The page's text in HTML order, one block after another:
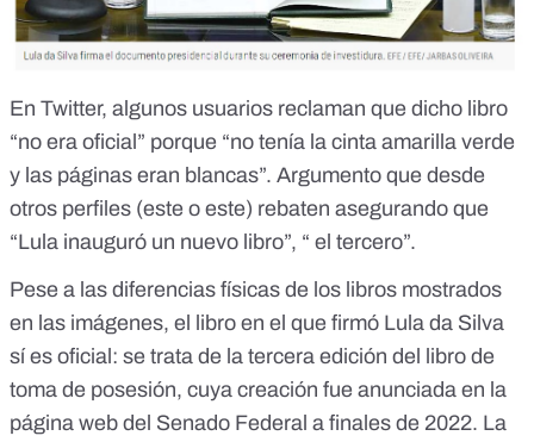
En Twitter, algunos usuarios reclaman que dicho libro
“no era oficial” porque “no tenía la cinta amarilla verde
y las páginas eran blancas”. Argumento que desde
otros perfiles (este o este) rebaten asegurando que
“Lula inauguró un nuevo libro”, “ el tercero”.
Pese a las diferencias físicas de los libros mostrados
en las imágenes, el libro en el que firmó Lula da Silva
sí es oficial: se trata de la tercera edición del libro de
toma de posesión, cuya creación fue anunciada en la
página web del Senado Federal a finales de 2022. La